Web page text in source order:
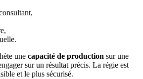
une capacité de production sur une
sur un résultat précis. La régie est
et le plus sécurisé.